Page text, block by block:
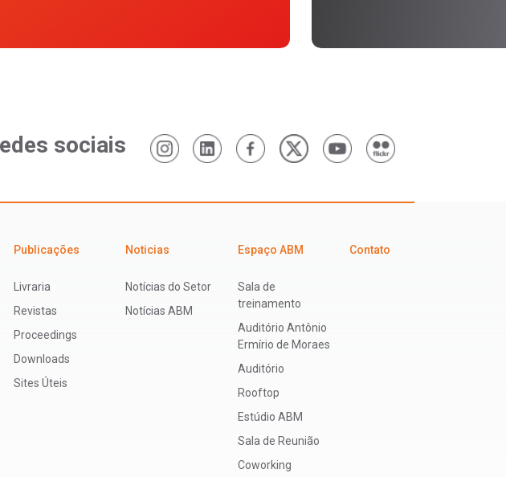
sociais
Publicações
Livraria
Revistas
Proceedings
Downloads
Sites Úteis
Noticias
Notícias do Setor
Notícias ABM
Espaço ABM
Sala de
treinamento
Auditório Antônio
Ermírio de Moraes
Auditório
Rooftop
Estúdio ABM
Sala de Reunião
Coworking
Contato